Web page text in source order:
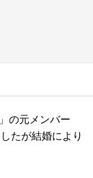
の元メンバー
たが結婚により